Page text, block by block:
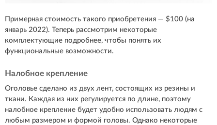
Примерная стоимость такого приобретения — $100 (на
январь 2022). Теперь рассмотрим некоторые
комплектующие подробнее, чтобы понять их
функциональные возможности.
Налобное крепление
Оголовье сделано из двух лент, состоящих из резины и
ткани. Каждая из них регулируется по длине, поэтому
налобное крепление будет удобно использовать людям с
любым размером и формой головы. Однако некоторые